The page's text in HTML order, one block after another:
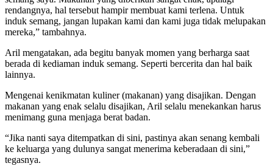
rendangnya, hal tersebut hampir membuat kami terlena. Untuk
induk semang, jangan lupakan kami dan kami juga tidak melupakan
mereka,” tambahnya.
Aril mengatakan, ada begitu banyak momen yang berharga saat
berada di kediaman induk semang. Seperti bercerita dan hal baik
lainnya.
Mengenai kenikmatan kuliner (makanan) yang disajikan. Dengan
makanan yang enak selalu disajikan, Aril selalu menekankan harus
menimang guna menjaga berat badan.
“Jika nanti saya ditempatkan di sini, pastinya akan senang kembali
ke keluarga yang dulunya sangat menerima keberadaan di sini,”
tegasnya.